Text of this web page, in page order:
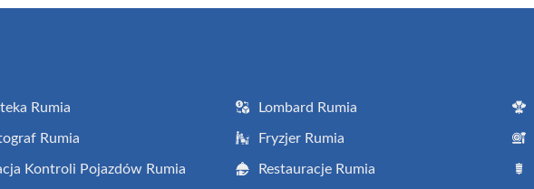
Rumia Lombard Rumia
Rumia Fryzjer Rumia
Kontroli Pojazdów Rumia Restauracje Rumia